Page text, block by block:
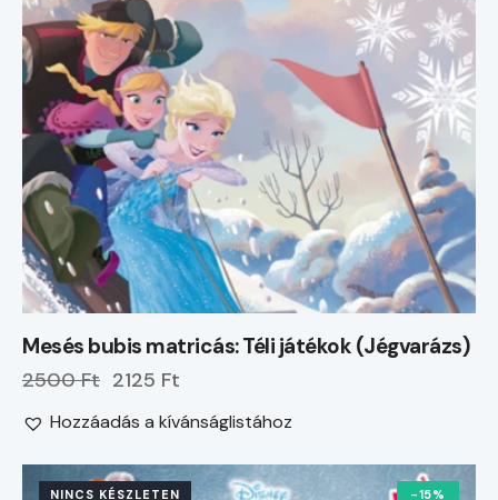
Mesés bubis matricás: Téli játékok (Jégvarázs)
2500 Ft 2125 Ft
Hozzáadás a kívánságlistához
NINCS KÉSZLETEN -15%